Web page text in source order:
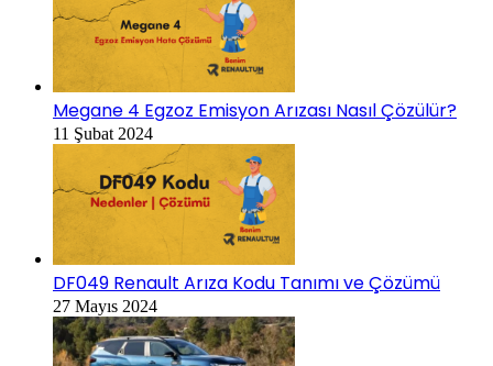
Megane 4 Egzoz Emisyon Arızası Nasıl Çözülür?
11 Şubat 2024
DF049 Renault Arıza Kodu Tanımı ve Çözümü
27 Mayıs 2024